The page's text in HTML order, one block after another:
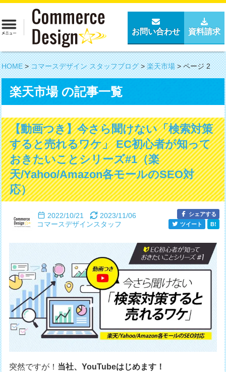
お問い合わせ 資料請求
HOME>コマースデザイン スタッフブログ>楽天市場>ページ 2
楽天市場 の記事一覧
【動画つき】今さら聞けない「検索対策
すると売れるワケ」 EC初心者が知って
おきたいことシリーズ#1（楽
天/Yahoo/Amazon各モールのSEO対
応）
2022/10/21
2023/11/06
コマースデザインスタッフ
シェアする
ツイート
B!
突然ですが！ 当社、YouTubeはじめます！